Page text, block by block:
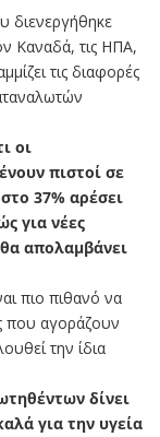
διενεργήθηκε
Καναδά, τις ΗΠΑ,
τις διαφορές
οι
πιστοί σε
στο 37% αρέσει
για νέες
απολαμβάνει
πιο πιθανό να
που αγοράζουν
την ίδια
δίνει
για την υγεία